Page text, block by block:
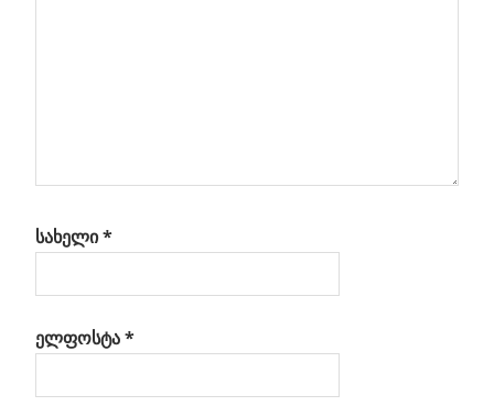
სახელი*
ელფოსტა*